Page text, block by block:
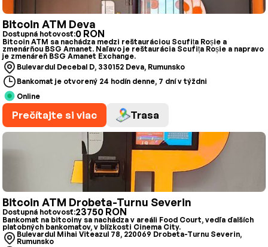
Bitcoin ATM Deva
Dostupná hotovosť:0 RON
Bitcoin ATM sa nachádza medzi reštauráciou Scufița Roșie a
zmenárňou BSG Amanet. Naľavo je reštaurácia Scufița Roșie a napravo
je zmenáreň BSG Amanet Exchange.
Bulevardul Decebal D, 330152 Deva, Rumunsko
Bankomat je otvorený 24 hodín denne, 7 dní v týždni
Online
Prečítajte si viac Trasa
Bitcoin ATM Drobeta-Turnu Severin
Dostupná hotovosť:23750 RON
Bankomat na bitcoiny sa nachádza v areáli Food Court, vedľa ďalších
platobných bankomatov, v blízkosti Cinema City.
Bulevardul Mihai Viteazul 78, 220069 Drobeta-Turnu Severin,
Rumunsko